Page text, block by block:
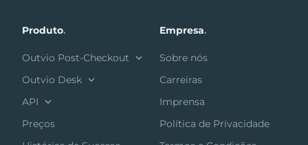
Produto.
Outvio Post-Checkout
Outvio Desk
API
Preços
Empresa.
Sobre nós
Carreiras
Imprensa
Política de Privacidade